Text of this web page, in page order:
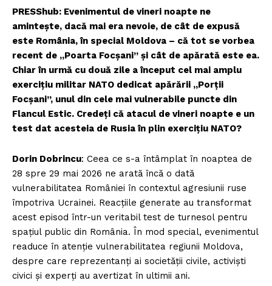
PRESShub: Evenimentul de vineri noapte ne
amintește, dacă mai era nevoie, de cât de expusă
este România, în special Moldova – că tot se vorbea
recent de „Poarta Focșani” și cât de apărată este ea.
Chiar în urmă cu două zile a început cel mai amplu
exercițiu militar NATO dedicat apărării „Porții
Focșani”, unul din cele mai vulnerabile puncte din
Flancul Estic. Credeți că atacul de vineri noapte e un
test dat acesteia de Rusia în plin exercițiu NATO?
Dorin Dobrincu: Ceea ce s-a întâmplat în noaptea de
28 spre 29 mai 2026 ne arată încă o dată
vulnerabilitatea României în contextul agresiunii ruse
împotriva Ucrainei. Reacțiile generate au transformat
acest episod într-un veritabil test de turnesol pentru
spațiul public din România. În mod special, evenimentul
readuce în atenție vulnerabilitatea regiunii Moldova,
despre care reprezentanți ai societății civile, activiști
civici și experți au avertizat în ultimii ani.